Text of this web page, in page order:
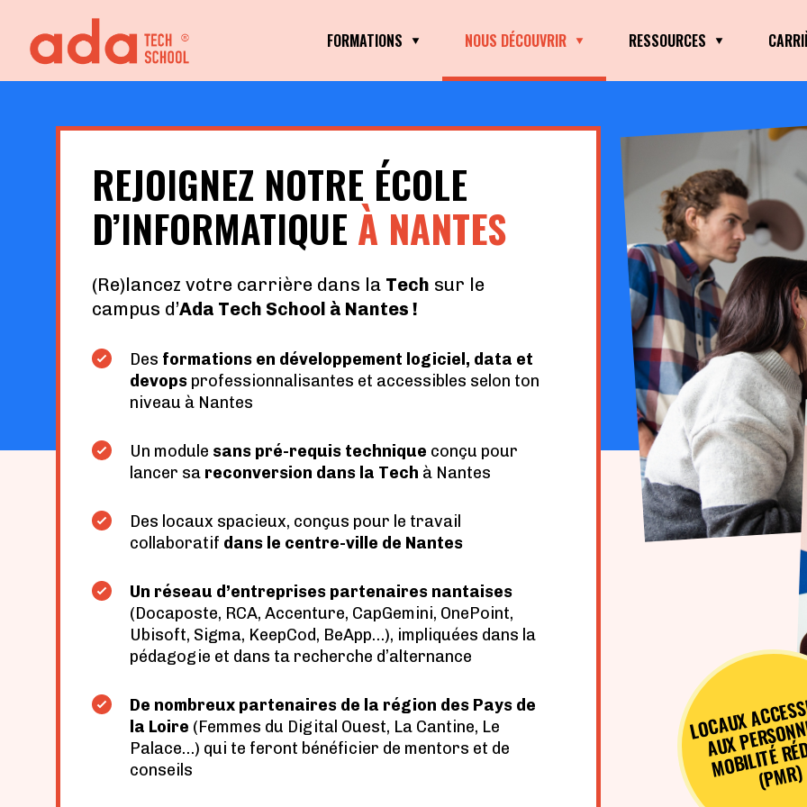
FORMATIONS NOUS DÉCOUVRIR RESSOURCES
REJOIGNEZ NOTRE ÉCOLE
D’INFORMATIQUE À NANTES
(Re)lancez votre carrière dans la Tech sur le
campus d’Ada Tech School à Nantes !
Des formations en développement logiciel, data et
devops professionnalisantes et accessibles selon ton
niveau à Nantes
Un module sans pré-requis technique conçu pour
lancer sa reconversion dans la Tech à Nantes
Des locaux spacieux, conçus pour le travail
collaboratif dans le centre-ville de Nantes
Un réseau d’entreprises partenaires nantaises
(Docaposte, RCA, Accenture, CapGemini, OnePoint,
Ubisoft, Sigma, KeepCod, BeApp…), impliquées dans la
pédagogie et dans ta recherche d’alternance
De nombreux partenaires de la région des Pays de
la Loire (Femmes du Digital Ouest, La Cantine, Le
Palace…) qui te feront bénéficier de mentors et de
conseils
R)